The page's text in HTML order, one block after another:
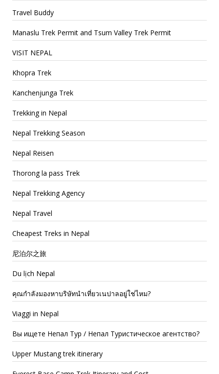
Travel Buddy
Manaslu Trek Permit and Tsum Valley Trek Permit
VISIT NEPAL
Khopra Trek
Kanchenjunga Trek
Trekking in Nepal
Nepal Trekking Season
Nepal Reisen
Thorong la pass Trek
Nepal Trekking Agency
Nepal Travel
Cheapest Treks in Nepal
尼泊尔之旅
Du lịch Nepal
คุณกำลังมองหาบริษัทนำเที่ยวเนปาลอยู่ใช่ไหม?
Viaggi in Nepal
Вы ищете Непал Тур / Непал Туристическое агентство?
Upper Mustang trek itinerary